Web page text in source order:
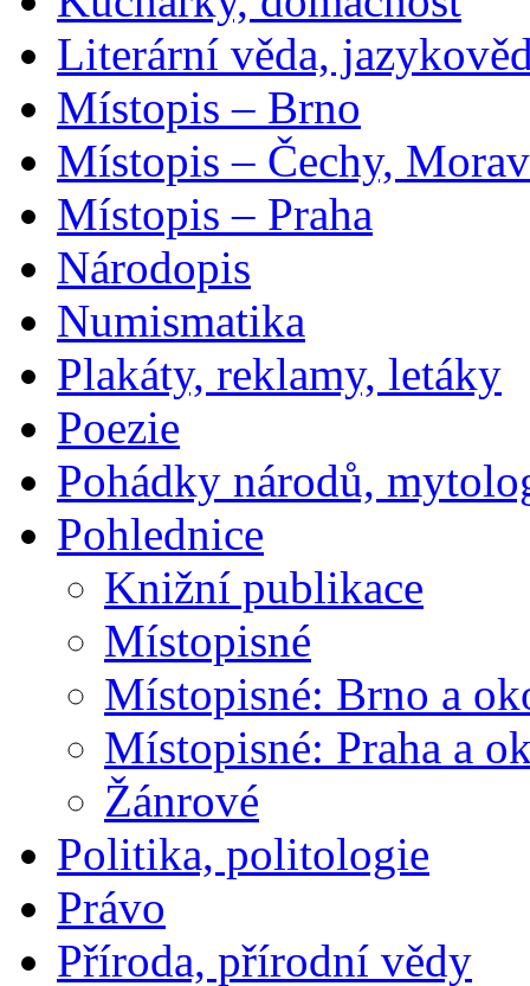
Literární věda,
Místopis – Brno
Místopis – Čechy,
Místopis – Praha
Národopis
Numismatika
Plakáty, reklamy, letáky
Poezie
Pohádky národů,
Pohlednice
Knižní publikace
Místopisné
Místopisné: Brno a
Místopisné: Praha a
Žánrové
Politika, politologie
Právo
Příroda, přírodní vědy